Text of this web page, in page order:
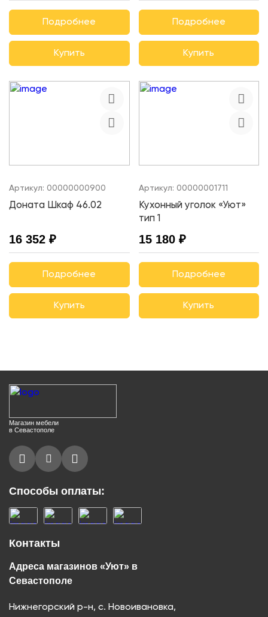
Подробнее
Купить
Подробнее
Купить
Артикул: 00000000900
Доната Шкаф 46.02
16 352 ₽
Подробнее
Купить
Артикул: 00000001711
Кухонный уголок «Уют»
тип 1
15 180 ₽
Подробнее
Купить
Магазин мебели
в Севастополе
Способы оплаты:
Контакты
Адреса магазинов «Уют» в
Севастополе
Нижнегорский р-н, с. Новоивановка,